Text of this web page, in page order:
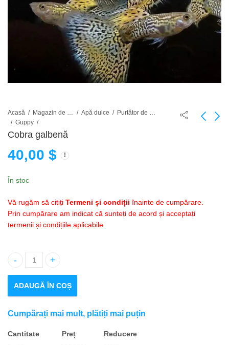
Acasă Apă dulce
Guppy
Cobra galbenă
40,00 $
În stoc
Vă rugăm să citiți Termeni și condiții înainte de cumpărare.
Prin cumpărare am indicat că sunteți de acord și acceptați
termenii și condițiile aplicabile.
Yellow Cobra cantitate
ADAUGĂ ÎN COȘ
Cumpărați mai mult, plătiți mai puțin
Cantitate Preț
Reducere